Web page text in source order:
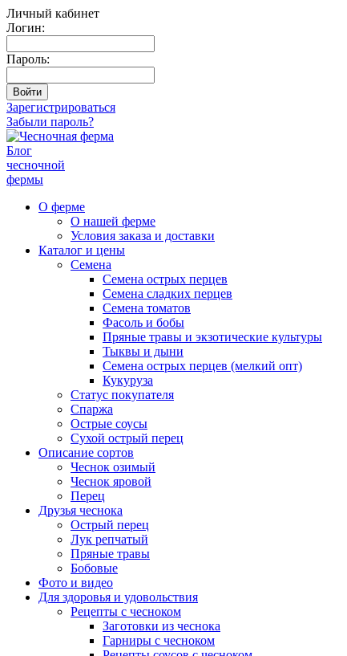
Личный кабинет
Логин:
Пароль:
Зарегистрироваться
Забыли пароль?
Блог
чесночной
фермы
О ферме
О нашей ферме
Условия заказа и доставки
Каталог и цены
Семена
Семена острых перцев
Семена сладких перцев
Семена томатов
Фасоль и бобы
Пряные травы и экзотические культуры
Тыквы и дыни
Семена острых перцев (мелкий опт)
Кукуруза
Статус покупателя
Спаржа
Острые соусы
Сухой острый перец
Описание сортов
Чеснок озимый
Чеснок яровой
Перец
Друзья чеснока
Острый перец
Лук репчатый
Пряные травы
Бобовые
Фото и видео
Для здоровья и удовольствия
Рецепты с чесноком
Заготовки из чеснока
Гарниры с чесноком